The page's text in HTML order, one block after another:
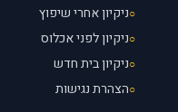
○ניקיון אחרי שיפוץ
○ניקיון לפני אכלוס
○ניקיון בית חדש
○הצהרת נגישות